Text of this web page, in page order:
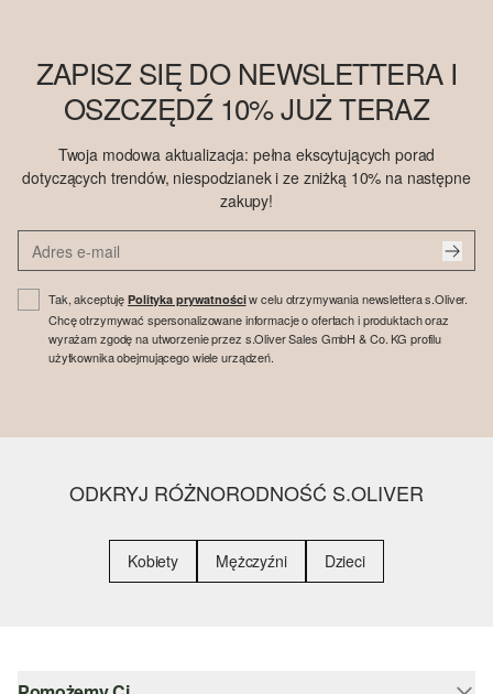
ZAPISZ SIĘ DO NEWSLETTERA I
OSZCZĘDŹ 10% JUŻ TERAZ
Twoja modowa aktualizacja: pełna ekscytujących porad
dotyczących trendów, niespodzianek i ze zniżką 10% na następne
zakupy!
Tak, akceptujęPolityka prywatnościw celu otrzymywania newslettera s.Oliver.
Chcę otrzymywać spersonalizowane informacje o ofertach i produktach oraz
wyrażam zgodę na utworzenie przez s.Oliver Sales GmbH & Co. KG profilu
użytkownika obejmującego wiele urządzeń.
ODKRYJ RÓŻNORODNOŚĆ S.OLIVER
Kobiety Mężczyźni Dzieci